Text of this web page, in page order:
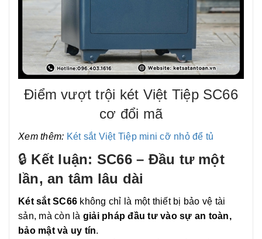
Điểm vượt trội két Việt Tiệp SC66
cơ đổi mã
Xem thêm: Két sắt Việt Tiệp mini cỡ nhỏ để tủ
🔒 Kết luận: SC66 – Đầu tư một
lần, an tâm lâu dài
Két sắt SC66 không chỉ là một thiết bị bảo vệ tài
sản, mà còn là giải pháp đầu tư vào sự an toàn,
bảo mật và uy tín.